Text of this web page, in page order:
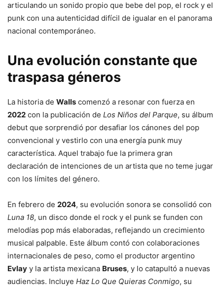
articulando un sonido propio que bebe del pop, el rock y el
punk con una autenticidad difícil de igualar en el panorama
nacional contemporáneo.
Una evolución constante que
traspasa géneros
La historia de Walls comenzó a resonar con fuerza en
2022 con la publicación de Los Niños del Parque, su álbum
debut que sorprendió por desafiar los cánones del pop
convencional y vestirlo con una energía punk muy
característica. Aquel trabajo fue la primera gran
declaración de intenciones de un artista que no teme jugar
con los límites del género.
En febrero de 2024, su evolución sonora se consolidó con
Luna 18, un disco donde el rock y el punk se funden con
melodías pop más elaboradas, reflejando un crecimiento
musical palpable. Este álbum contó con colaboraciones
internacionales de peso, como el productor argentino
Evlay y la artista mexicana Bruses, y lo catapultó a nuevas
audiencias. Incluye Haz Lo Que Quieras Conmigo, su